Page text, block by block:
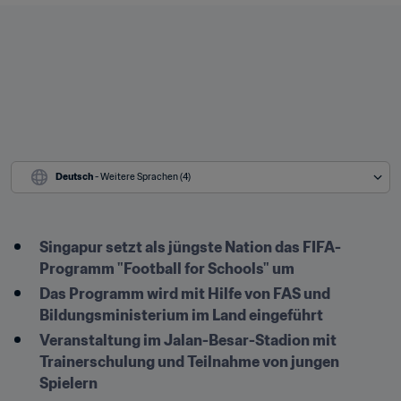
Deutsch - Weitere Sprachen (4)
Singapur setzt als jüngste Nation das FIFA-
Programm "Football for Schools" um
Das Programm wird mit Hilfe von FAS und
Bildungsministerium im Land eingeführt
Veranstaltung im Jalan-Besar-Stadion mit
Trainerschulung und Teilnahme von jungen
Spielern